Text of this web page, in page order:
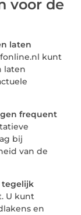
voor de
laten
kunt
laten
frequent
bij
van de
tegelijk
U kunt
en